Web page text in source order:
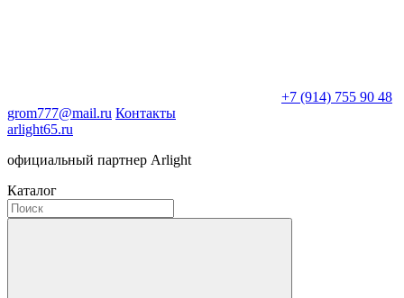
+7 (914) 755 90 48
grom777@mail.ru Контакты
arlight65.ru
официальный партнер Arlight
Каталог